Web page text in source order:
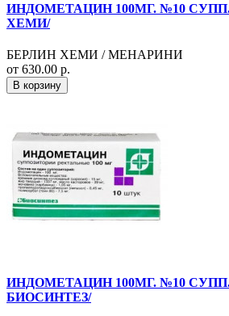
ИНДОМЕТАЦИН 100МГ. №10
ХЕМИ/
БЕРЛИН ХЕМИ / МЕНАРИНИ
от 630.00 р.
В корзину
ИНДОМЕТАЦИН 100МГ. №10 СУПП.
БИОСИНТЕЗ/